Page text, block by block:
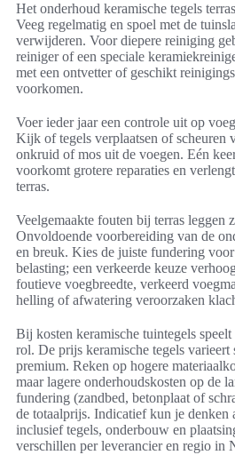
Het onderhoud keramische tegels
Veeg regelmatig en spoel met de
verwijderen. Voor diepere reiniging
reiniger of een speciale
met een ontvetter of geschikt
voorkomen.
Voer ieder jaar een controle uit op
Kijk of tegels verplaatsen of scheuren
onkruid of mos uit de voegen. Eén
voorkomt grotere reparaties en
terras.
Veelgemaakte fouten bij terras leggen
Onvoldoende voorbereiding van de
en breuk. Kies de juiste fundering
belasting; een verkeerde keuze
foutieve voegbreedte, verkeerd
helling of afwatering veroorzaken
Bij kosten keramische tuintegels
rol. De prijs keramische tegels varieert
premium. Reken op hogere
maar lagere onderhoudskosten op de
fundering (zandbed, betonplaat of
de totaalprijs. Indicatief kun je denken
inclusief tegels, onderbouw en
verschillen per leverancier en regio in